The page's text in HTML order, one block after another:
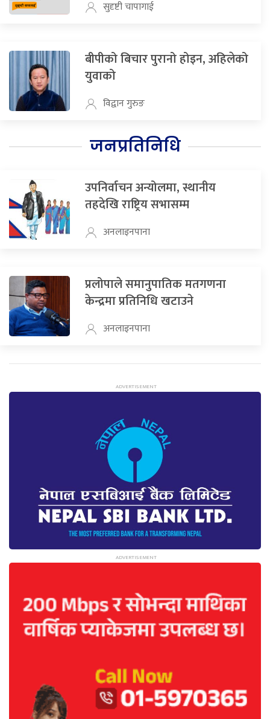
सुदृष्टी चापागाई
बीपीको बिचार पुरानो होइन, अहिलेको
युवाको
विद्वान गुरुङ
जनप्रतिनिधि
उपनिर्वाचन अन्योलमा, स्थानीय
तहदेखि राष्ट्रिय सभासम्म
अनलाइनपाना
प्रलोपाले समानुपातिक मतगणना
केन्द्रमा प्रतिनिधि खटाउने
अनलाइनपाना